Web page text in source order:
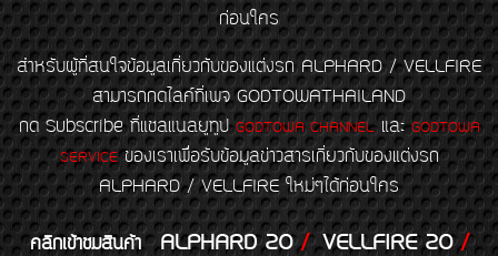
ก่อนใคร
สำหรับผู้ที่สนใจข้อมูลเกี่ยวกับของแต่งรถ ALPHARD / VELLFIRE
สามารถกดไลค์ที่เพจ GODTOWATHAILAND
กด Subscribe ที่แชลแนลยูทูป GODTOWA CHANNELและGODTOWA
SERVICEของเราเพื่อรับข้อมูลข่าวสารเกี่ยวกับของแต่งรถ
ALPHARD / VELLFIRE ใหม่ๆได้ก่อนใคร
คลิกเข้าชมสินค้า ALPHARD 20/VELLFIRE 20/